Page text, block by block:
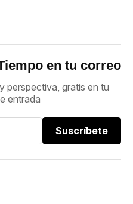
en tu correo
perspectiva, gratis en tu
entrada
Suscríbete